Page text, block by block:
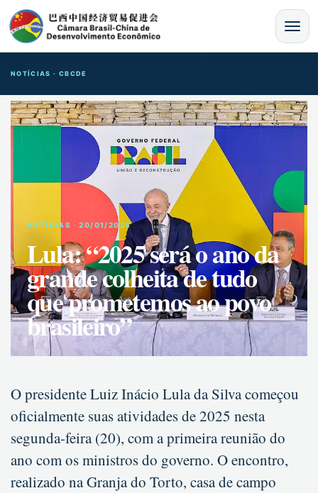
MENU
NOTÍCIAS · CBCDE
NOTíCIAS · 20/01/2025
Lula: “2025 será o ano da
grande colheita de tudo
que prometemos ao povo
brasileiro”
O presidente Luiz Inácio Lula da Silva começou
oficialmente suas atividades de 2025 nesta
segunda-feira (20), com a primeira reunião do
ano com os ministros do governo. O encontro,
realizado na Granja do Torto, casa de campo